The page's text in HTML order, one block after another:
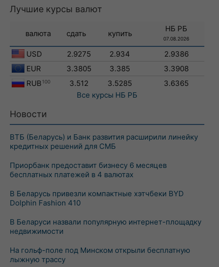
Лучшие курсы валют
валюта сдать купить
НБ РБ
07.08.2026
USD 2.9275 2.934
2.9386
EUR
3.3805 3.385
3.3908
RUB 100 3.512 3.5285
3.6365
Все курсы НБ РБ
Новости
ВТБ (Беларусь) и Банк развития расширили линейку
кредитных решений для СМБ
Приорбанк предоставит бизнесу 6 месяцев
бесплатных платежей в 4 валютах
В Беларусь привезли компактные хэтчбеки BYD
Dolphin Fashion 410
В Беларуси назвали популярную интернет-площадку
недвижимости
На гольф-поле под Минском открыли бесплатную
лыжную трассу